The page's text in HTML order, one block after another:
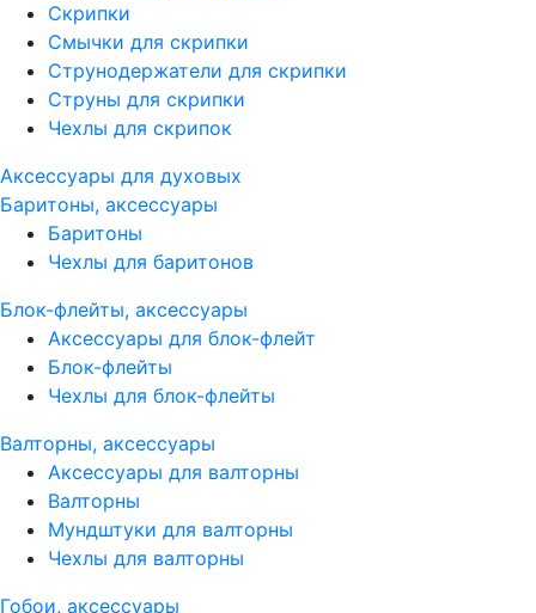
Скрипки
Смычки для скрипки
Струнодержатели для скрипки
Струны для скрипки
Чехлы для скрипок
Аксессуары для духовых
Баритоны, аксессуары
Баритоны
Чехлы для баритонов
Блок-флейты, аксессуары
Аксессуары для блок-флейт
Блок-флейты
Чехлы для блок-флейты
Валторны, аксессуары
Аксессуары для валторны
Валторны
Мундштуки для валторны
Чехлы для валторны
Гобои, аксессуары